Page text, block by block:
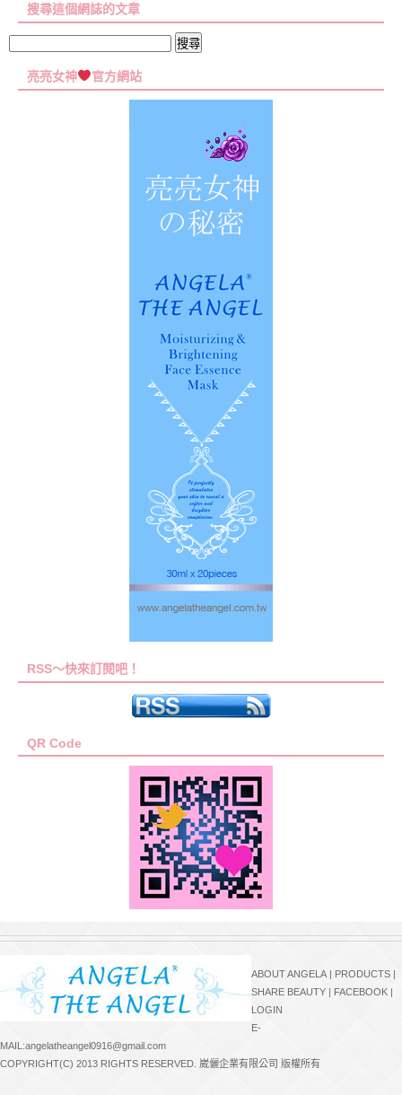
彙
搜尋這個網誌的文章
關
亮亮女神 官方網站
RSS～快來訂閱吧！
QR Code
ABOUT ANGELA | PRODUCTS |
SHARE BEAUTY | FACEBOOK |
LOGIN
E-
MAIL:angelatheangel0916@gmail.com
COPYRIGHT(C) 2013 RIGHTS RESERVED. 崴儷企業有限公司 版權所有